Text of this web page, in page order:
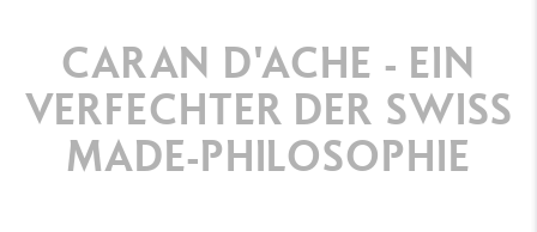
CARAN D'ACHE - EIN
VERFECHTER DER SWISS
MADE-PHILOSOPHIE